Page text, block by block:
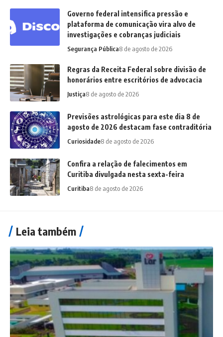
Governo federal intensifica pressão e
plataforma de comunicação vira alvo de
investigações e cobranças judiciais
Segurança Pública8 de agosto de 2026
Regras da Receita Federal sobre divisão de
honorários entre escritórios de advocacia
Justiça8 de agosto de 2026
Previsões astrológicas para este dia 8 de
agosto de 2026 destacam fase contraditória
Curiosidade8 de agosto de 2026
Confira a relação de falecimentos em
Curitiba divulgada nesta sexta-feira
Curitiba8 de agosto de 2026
Leia também